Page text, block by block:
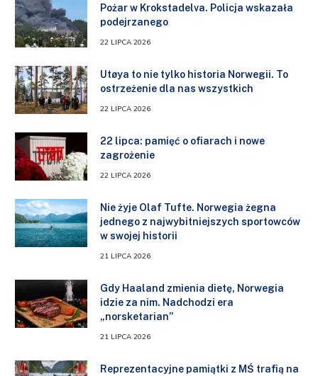
Pożar w Krokstadelva. Policja wskazała
podejrzanego
22 LIPCA 2026
Utøya to nie tylko historia Norwegii. To
ostrzeżenie dla nas wszystkich
22 LIPCA 2026
22 lipca: pamięć o ofiarach i nowe
zagrożenie
22 LIPCA 2026
Nie żyje Olaf Tufte. Norwegia żegna
jednego z najwybitniejszych sportowców
w swojej historii
21 LIPCA 2026
Gdy Haaland zmienia dietę, Norwegia
idzie za nim. Nadchodzi era
„norsketarian”
21 LIPCA 2026
Reprezentacyjne pamiątki z MŚ trafią na